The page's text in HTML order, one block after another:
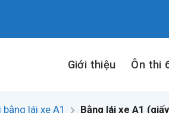
Giới thiệu Ôn thi
bằng lái xe A1 Bằng lái xe A1